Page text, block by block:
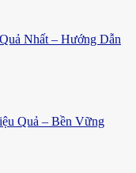
Nhất – Hướng Dẫn
Quả – Bền Vững